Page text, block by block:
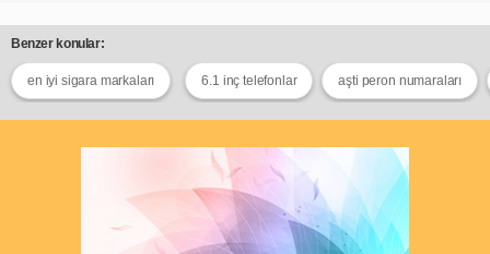
Benzer konular:
en iyi sigara markaları 6.1 inç telefonlar aşti peron numaraları